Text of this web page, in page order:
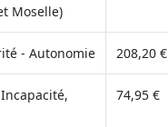
Moselle)
- Autonomie 208,20 €
74,95 €